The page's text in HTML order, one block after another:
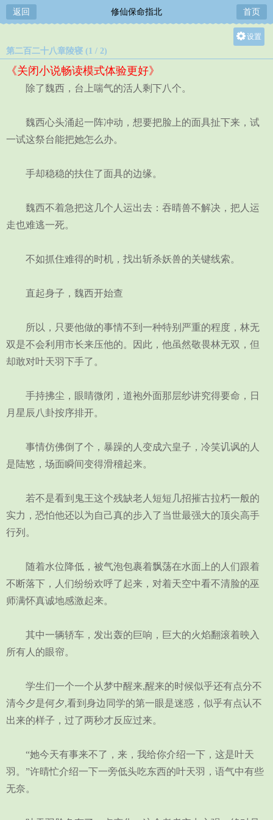
返回 修仙保命指北 首页
设置
第二百二十八章陵寝 (1 / 2)
《关闭小说畅读模式体验更好》
除了魏西，台上喘气的活人剩下八个。
魏西心头涌起一阵冲动，想要把脸上的面具扯下来，试
一试这祭台能把她怎么办。
手却稳稳的扶住了面具的边缘。
魏西不着急把这几个人运出去：吞晴兽不解决，把人运
走也难逃一死。
不如抓住难得的时机，找出斩杀妖兽的关键线索。
直起身子，魏西开始查
所以，只要他做的事情不到一种特别严重的程度，林无
双是不会利用市长来压他的。因此，他虽然敬畏林无双，但
却敢对叶天羽下手了。
手持拂尘，眼睛微闭，道袍外面那层纱讲究得要命，日
月星辰八卦按序排开。
事情仿佛倒了个，暴躁的人变成六皇子，冷笑讥讽的人
是陆慜，场面瞬间变得滑稽起来。
若不是看到鬼王这个残缺老人短短几招摧古拉朽一般的
实力，恐怕他还以为自己真的步入了当世最强大的顶尖高手
行列。
随着水位降低，被气泡包裹着飘荡在水面上的人们跟着
不断落下，人们纷纷欢呼了起来，对着天空中看不清脸的巫
师满怀真诚地感激起来。
其中一辆轿车，发出轰的巨响，巨大的火焰翻滚着映入
所有人的眼帘。
学生们一个一个从梦中醒来,醒来的时候似乎还有点分不
清今夕是何夕,看到身边同学的第一眼是迷惑，似乎有点认不
出来的样子，过了两秒才反应过来。
“她今天有事来不了，来，我给你介绍一下，这是叶天
羽。”许晴忙介绍一下一旁低头吃东西的叶天羽，语气中有些
无奈。